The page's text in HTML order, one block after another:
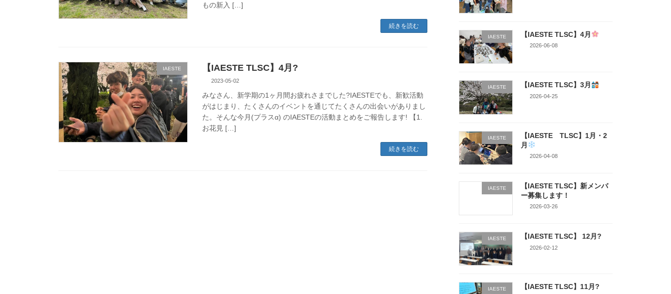
もの新入 […]
続きを読む
IAESTE 【IAESTE TLSC】4月?
2023-05-02
みなさん、新学期の1ヶ月間お疲れさまでした?IAESTEでも、新歓活動
がはじまり、たくさんのイベントを通じてたくさんの出会いがありまし
た。そんな今月(プラスα) のIAESTEの活動まとめをご報告します! 【1.
お花見 […]
続きを読む
IAESTE 【IAESTE TLSC】4月
2026-06-08
IAESTE 【IAESTE TLSC】3月
2026-04-25
IAESTE
【IAESTE TLSC】1月・2
月
2026-04-08
IAESTE
【IAESTE TLSC】新メンバ
ー募集します！
2026-03-26
IAESTE 【IAESTE TLSC】 12月?
2026-02-12
IAESTE 【IAESTE TLSC】11月?